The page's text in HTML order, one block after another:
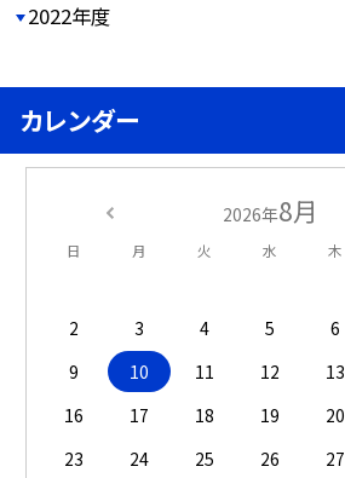
2022年度
カレンダー
2026年8月
日 月 火 水 木
2
3 4 5 6
9
10 11 12 13
16
17 18 19 20
23
24 25 26 27